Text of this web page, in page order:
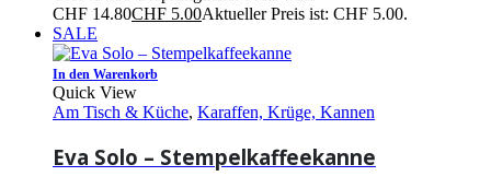
CHF 14.80CHF 5.00Aktueller Preis ist: CHF 5.00.
SALE
In den Warenkorb
Quick View
Am Tisch & Küche, Karaffen, Krüge, Kannen
Eva Solo – Stempelkaffeekanne